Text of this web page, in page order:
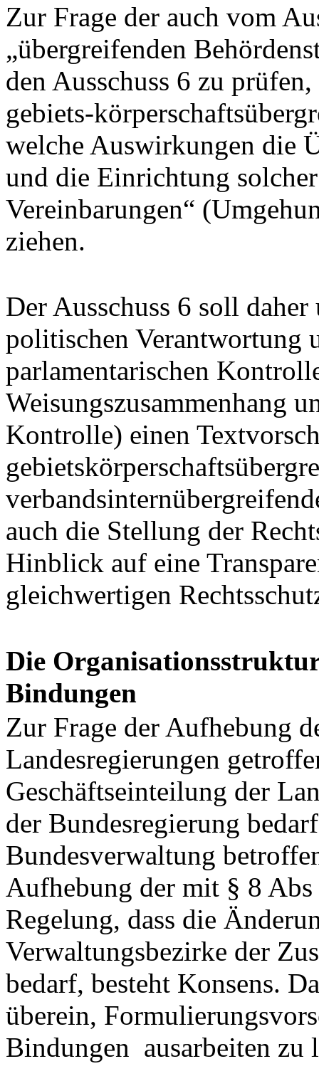
Zur Frage der auch vom
„übergreifenden
den Ausschuss 6 zu
gebiets-
welche Auswirkungen die
und die Einrichtung
Vereinbarungen“
ziehen.
Der Ausschuss 6 soll
politischen Verantwortung
parlamentarischen
Weisungszusammenhang
Kontrolle) einen
auch die Stellung der
Hinblick auf eine
gleichwertigen
Die
Bindungen
Zur Frage der Aufhebung
Landesregierungen
Geschäftseinteilung der
der Bundesregierung
Bundesverwaltung
Aufhebung der mit § 8
Regelung, dass die
Verwaltungsbezirke der
bedarf, besteht Konsens.
überein,
Bindungen ausarbeiten zu